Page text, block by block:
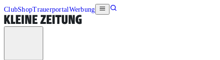
ClubShopTrauerportalWerbung